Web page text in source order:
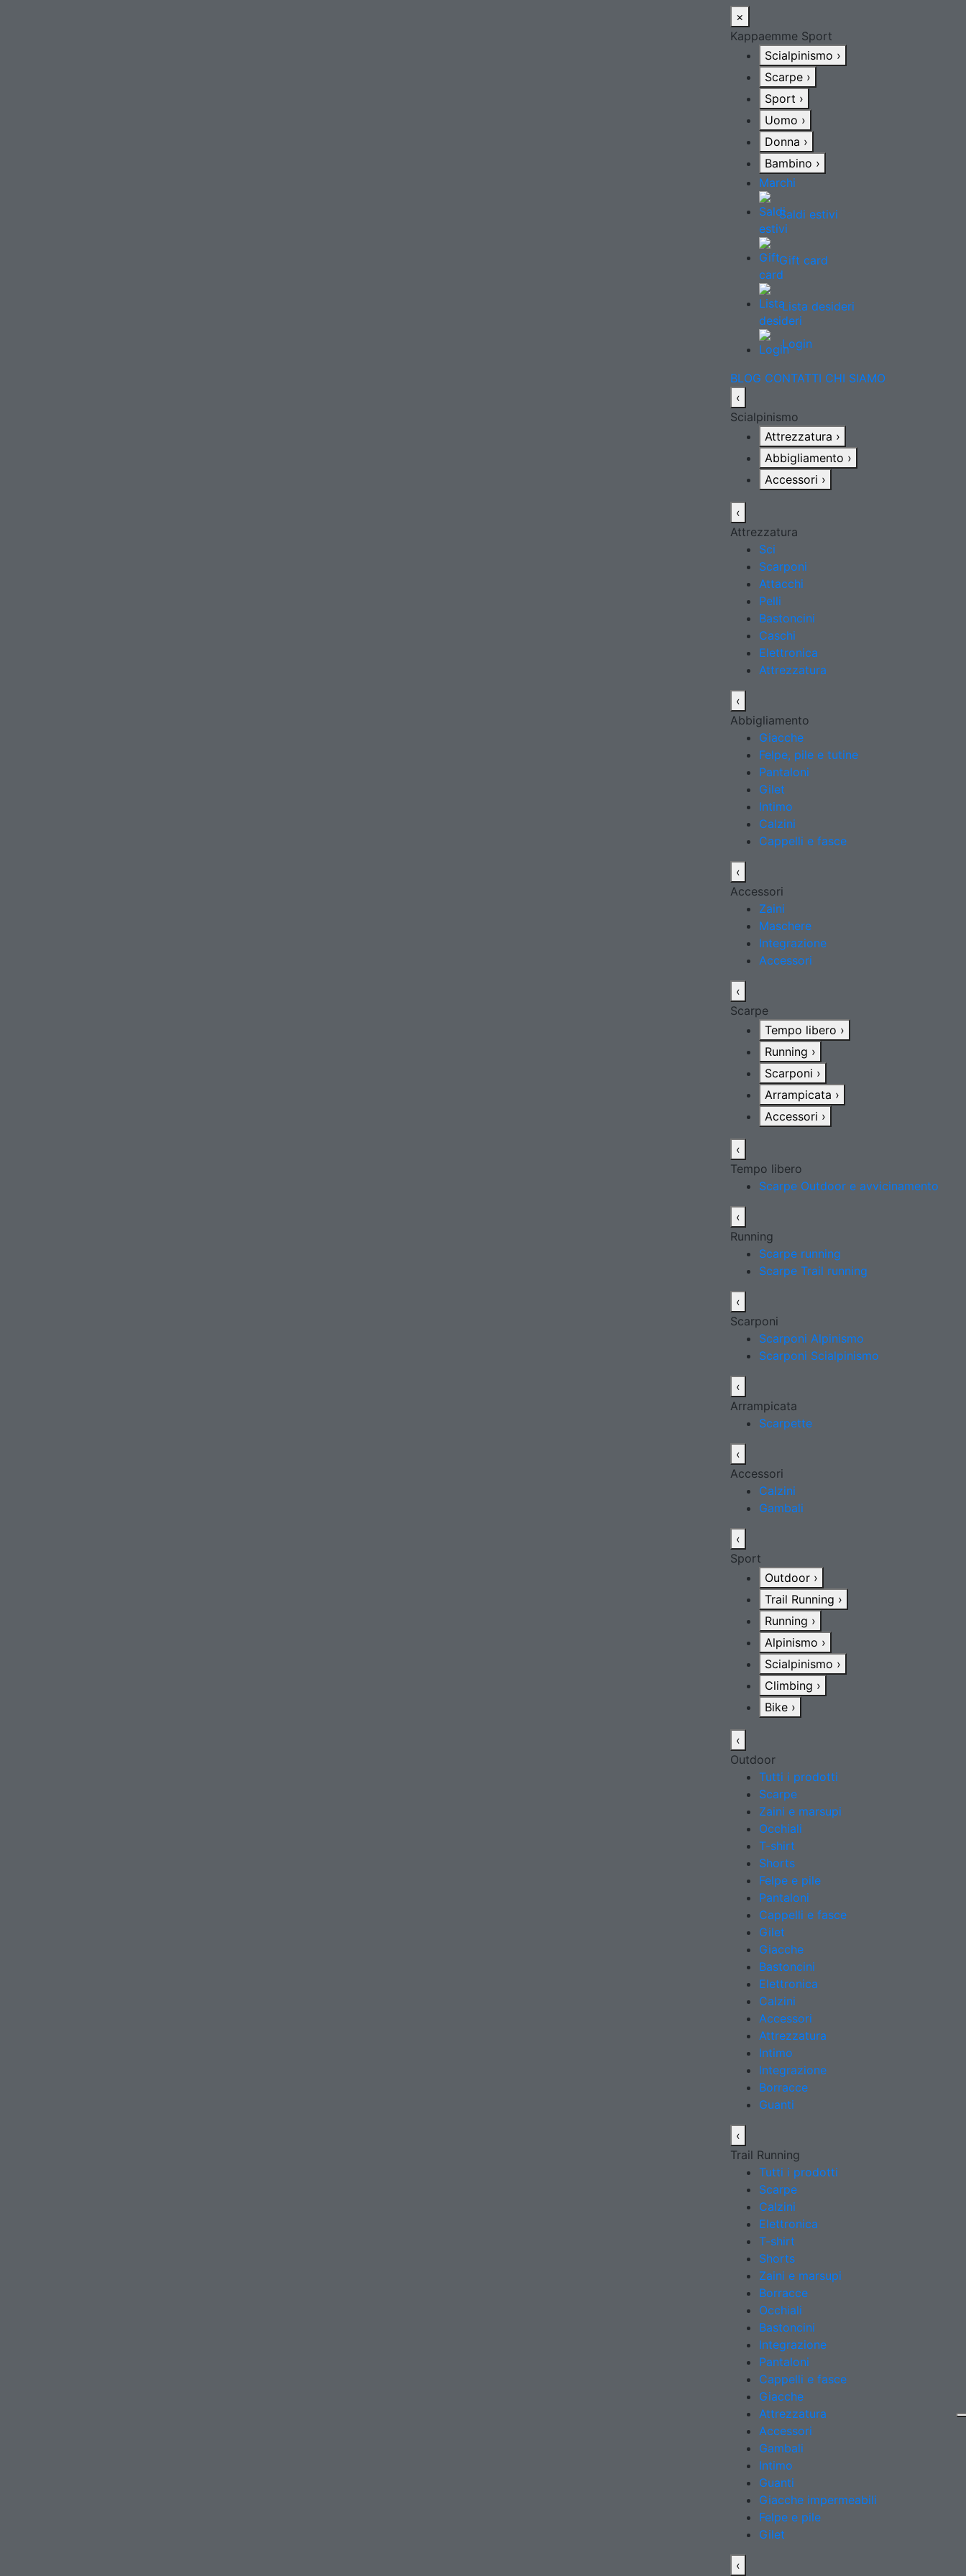
×
Kappaemme Sport
Scialpinismo ›
Scarpe ›
Sport ›
Uomo ›
Donna ›
Bambino ›
Marchi
Saldi estivi
Gift card
Lista desideri
Login
BLOG CONTATTI CHI SIAMO
‹
Scialpinismo
Attrezzatura ›
Abbigliamento ›
Accessori ›
‹
Attrezzatura
Sci
Scarponi
Attacchi
Pelli
Bastoncini
Caschi
Elettronica
Attrezzatura
‹
Abbigliamento
Giacche
Felpe, pile e tutine
Pantaloni
Gilet
Intimo
Calzini
Cappelli e fasce
‹
Accessori
Zaini
Maschere
Integrazione
Accessori
‹
Scarpe
Tempo libero ›
Running ›
Scarponi ›
Arrampicata ›
Accessori ›
‹
Tempo libero
Scarpe Outdoor e avvicinamento
‹
Running
Scarpe running
Scarpe Trail running
‹
Scarponi
Scarponi Alpinismo
Scarponi Scialpinismo
‹
Arrampicata
Scarpette
‹
Accessori
Calzini
Gambali
‹
Sport
Outdoor ›
Trail Running ›
Running ›
Alpinismo ›
Scialpinismo ›
Climbing ›
Bike ›
‹
Outdoor
Tutti i prodotti
Scarpe
Zaini e marsupi
Occhiali
T-shirt
Shorts
Felpe e pile
Pantaloni
Cappelli e fasce
Gilet
Giacche
Bastoncini
Elettronica
Calzini
Accessori
Attrezzatura
Intimo
Integrazione
Borracce
Guanti
‹
Trail Running
Tutti i prodotti
Scarpe
Calzini
Elettronica
T-shirt
Shorts
Zaini e marsupi
Borracce
Occhiali
Bastoncini
Integrazione
Pantaloni
Cappelli e fasce
Giacche
Attrezzatura
Accessori
Gambali
Intimo
Guanti
Giacche impermeabili
Felpe e pile
Gilet
‹